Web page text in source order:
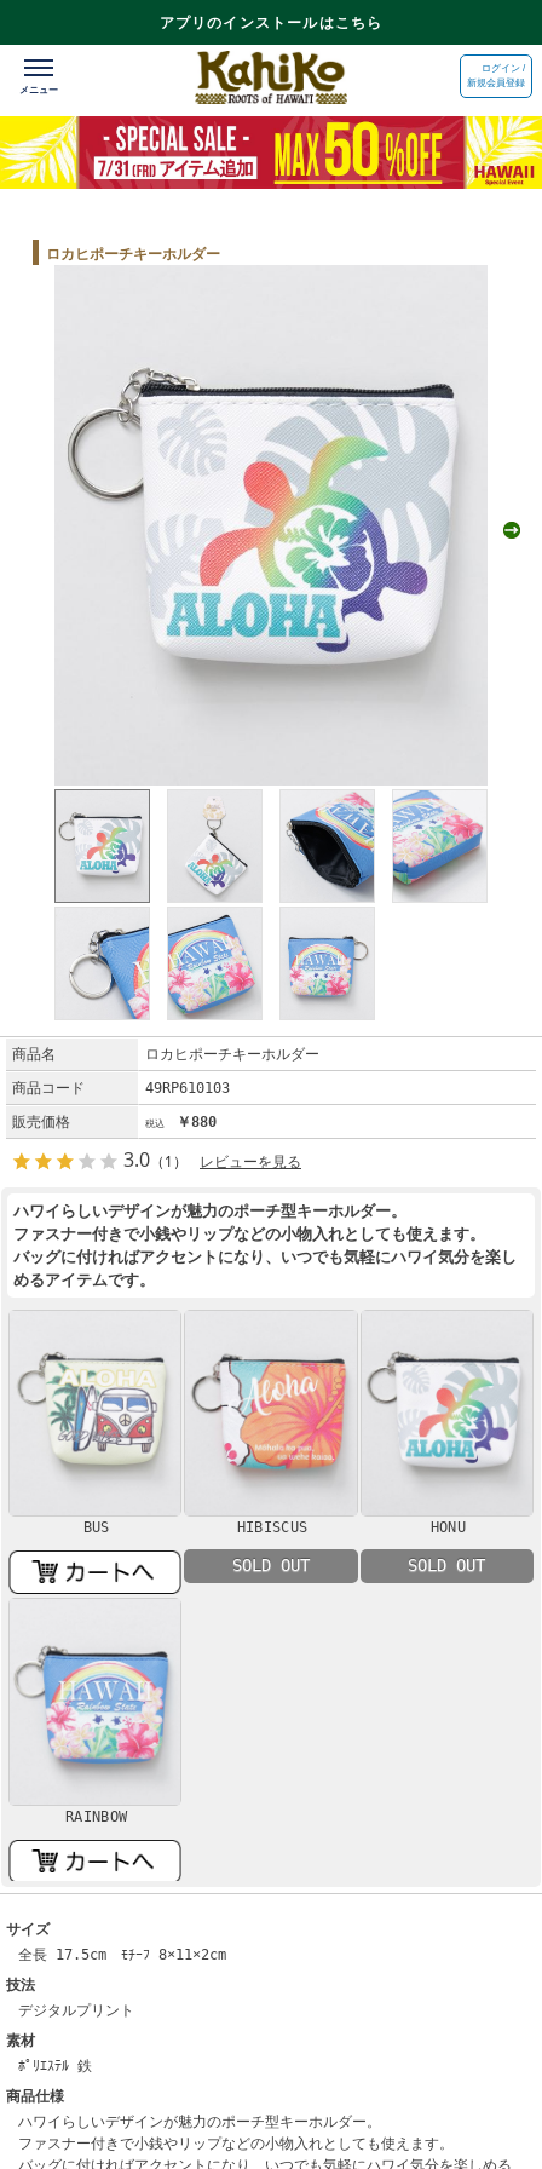
アプリのインストールはこちら
ログイン /
新規会員登録
ロカヒポーチキーホルダー
商品名
ロカヒポーチキーホルダー
商品コード
49RP610103
販売価格
￥880
3.0 （1） レビューを見る
ハワイらしいデザインが魅力のポーチ型キーホルダー。
ファスナー付きで小銭やリップなどの小物入れとしても使えます。
バッグに付ければアクセントになり、いつでも気軽にハワイ気分を楽し
めるアイテムです。
BUS HIBISCUS
SOLD OUT
HONU
SOLD OUT
RAINBOW
サイズ
全長 17.5cm ﾓﾁｰﾌ 8×11×2cm
技法
デジタルプリント
素材
ﾎﾟﾘｴｽﾃﾙ 鉄
商品仕様
ハワイらしいデザインが魅力のポーチ型キーホルダー。
ファスナー付きで小銭やリップなどの小物入れとしても使えます。
バッグに付ければアクセントになり、いつでも気軽にハワイ気分を楽しめる